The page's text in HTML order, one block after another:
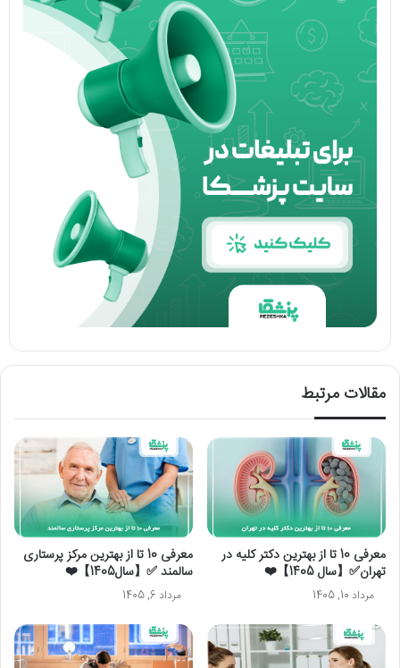
مقالات مرتبط
معرفی 10 تا از بهترین دکتر کلیه در
تهران✅【سال 1405】❤️
مرداد 10, 1405
معرفی 10 تا از بهترین مرکز پرستاری
سالمند ✅【سال1405】❤️
مرداد 6, 1405